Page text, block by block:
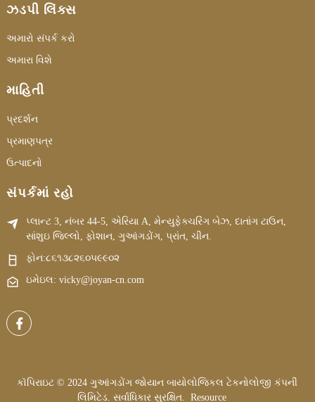
ઝડપી લિંક્સ
અમારો સંપર્ક કરો
અમારા વિશે
માહિતી
પ્રદર્શન
પ્રમાણપત્ર
ઉત્પાદનો
સંપર્કમાં રહો
પ્લાન્ટ 3, નંબર 44-5, એરિયા A, મેન્યુફેક્ચરિંગ બેઝ, દાતાંગ ટાઉન,
સાંશુઇ જિલ્લો, ફોશાન, ગુઆંગડોંગ, પ્રાંત, ચીન.
ફોન:૮૬૧૩૮૨૬૦૫૯૯૦૨
ઇમેઇલ: vicky@joyan-cn.com
કૉપિરાઇટ © 2024 ગુઆંગડોંગ જોયાન બાયોલોજિકલ ટેકનોલોજી કંપની
લિમિટેડ. સર્વાધિકાર સુરક્ષિત.
Resource